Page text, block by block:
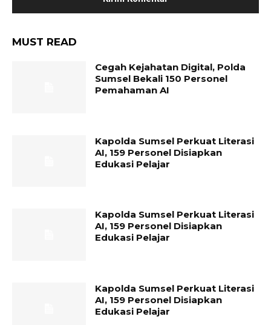
MUST READ
Cegah Kejahatan Digital, Polda
Sumsel Bekali 150 Personel
Pemahaman AI
Kapolda Sumsel Perkuat Literasi
AI, 159 Personel Disiapkan
Edukasi Pelajar
Kapolda Sumsel Perkuat Literasi
AI, 159 Personel Disiapkan
Edukasi Pelajar
Kapolda Sumsel Perkuat Literasi
AI, 159 Personel Disiapkan
Edukasi Pelajar